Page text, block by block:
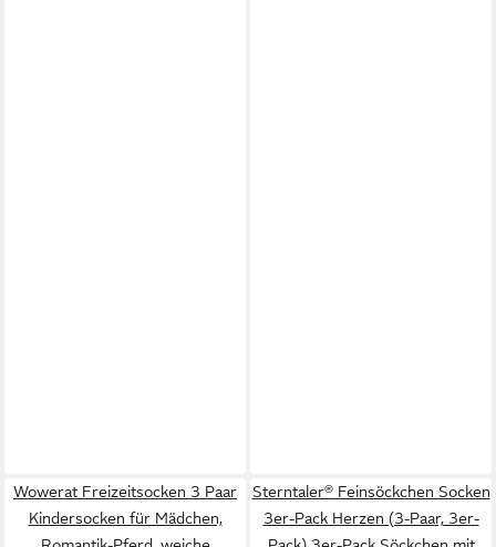
Wowerat Freizeitsocken 3 Paar
Kindersocken für Mädchen,
Sterntaler® Feinsöckchen Socken
3er-Pack Herzen (3-Paar, 3er-